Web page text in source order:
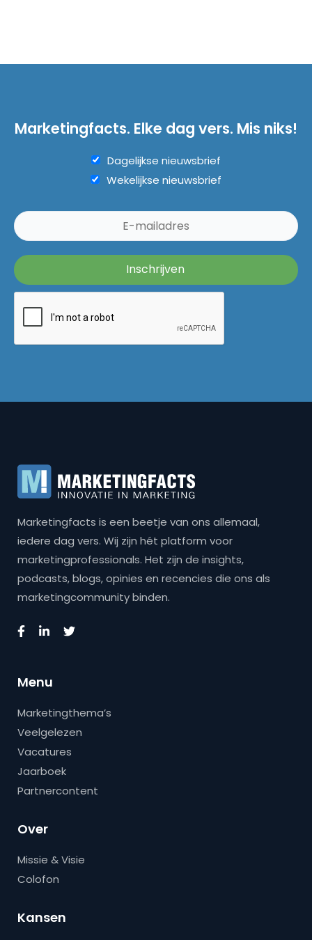
Marketingfacts. Elke dag vers. Mis niks!
Dagelijkse nieuwsbrief
Wekelijkse nieuwsbrief
Marketingfacts is een beetje van ons allemaal,
iedere dag vers. Wij zijn hét platform voor
marketingprofessionals. Het zijn de insights,
podcasts, blogs, opinies en recencies die ons als
marketingcommunity binden.
Menu
Marketingthema’s
Veelgelezen
Vacatures
Jaarboek
Partnercontent
Over
Missie & Visie
Colofon
Kansen